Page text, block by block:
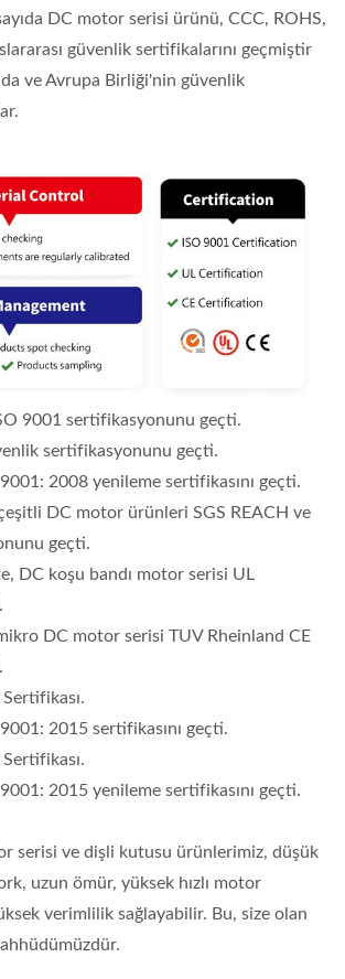
DC motor serisi ürünü, CCC, ROHS,
güvenlik sertifikalarını geçmiştir
ve Avrupa Birliği'nin güvenlik
9001 sertifikasyonunu geçti.
sertifikasyonunu geçti.
2008 yenileme sertifikasını geçti.
DC motor ürünleri SGS REACH ve
geçti.
DC koşu bandı motor serisi UL
DC motor serisi TUV Rheinland CE
2015 sertifikasını geçti.
2015 yenileme sertifikasını geçti.
serisi ve dişli kutusu ürünlerimiz, düşük
uzun ömür, yüksek hızlı motor
verimlilik sağlayabilir. Bu, size olan